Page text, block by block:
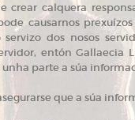
crear calquera
causarnos
dos nosos
entón Gallaecia
parte a súa
que a súa